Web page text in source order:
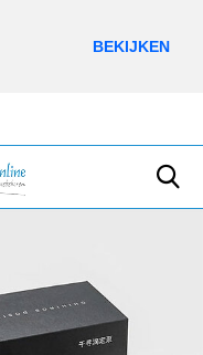
BEKIJKEN